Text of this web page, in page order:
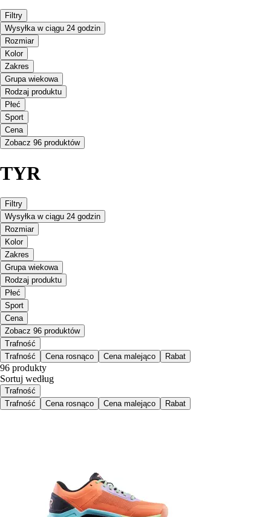
Filtry
Wysyłka w ciągu 24 godzin
Rozmiar
Kolor
Zakres
Grupa wiekowa
Rodzaj produktu
Płeć
Sport
Cena
Zobacz 96 produktów
TYR
Filtry
Wysyłka w ciągu 24 godzin
Rozmiar
Kolor
Zakres
Grupa wiekowa
Rodzaj produktu
Płeć
Sport
Cena
Zobacz 96 produktów
Trafność
Trafność
Cena rosnąco Cena malejąco Rabat
96 produkty
Sortuj według
Trafność
Trafność
Cena rosnąco Cena malejąco Rabat